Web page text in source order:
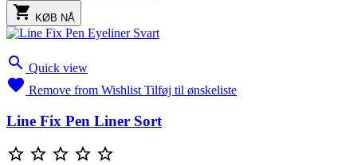
 KØB NÅ
 Quick view
 Remove from Wishlist Tilføj til ønskeliste
Line Fix Pen Liner Sort
    